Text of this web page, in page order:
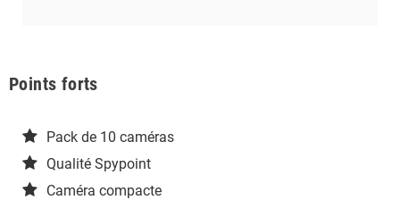
Points forts
Pack de 10 caméras
Qualité Spypoint
Caméra compacte